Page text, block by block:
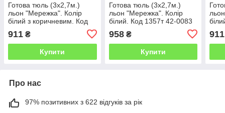
Готова тюль (3х2,7м.)
льон "Мережка". Колір
білий з коричневим. Код
911 ₴
Купити
Готова тюль (3х2,7м.)
льон "Мережка". Колір
білий. Код 1357т 42-0083
958₴
Купити
911
Про нас
97% позитивних з 622 відгуків за рік